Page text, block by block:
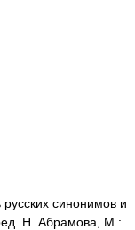
синонимов и
Н. Абрамова, М.: